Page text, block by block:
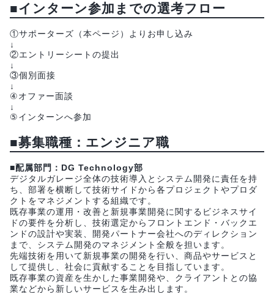
■インターン参加までの選考フロー
①サポーターズ（本ページ）よりお申し込み
↓
②エントリーシートの提出
↓
③個別面接
↓
④オファー面談
↓
⑤インターンへ参加
■募集職種：エンジニア職
■配属部門：DG Technology部
デジタルガレージ全体の技術導入とシステム開発に責任を持
ち、部署を横断して技術サイドから各プロジェクトやプロダ
クトをマネジメントする組織です。
既存事業の運用・改善と新規事業開発に関するビジネスサイ
ドの要件を分析し、技術選定からフロントエンド・バックエ
ンドの設計や実装、開発パートナー会社へのディレクション
まで、システム開発のマネジメント全般を担います。
先端技術を用いて新規事業の開発を行い、商品やサービスと
して提供し、社会に貢献することを目指しています。
既存事業の資産を生かした事業開発や、クライアントとの協
業などから新しいサービスを生み出します。